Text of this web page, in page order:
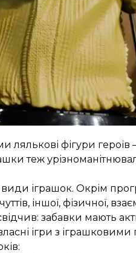
фігури героїв
теж
іграшок. Окрім
іншої, фізичної,
забавки мають
ігри з іграшковими